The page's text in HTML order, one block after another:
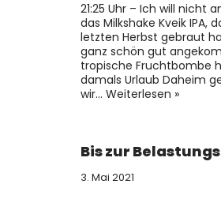
21:25 Uhr – Ich will nicht
das Milkshake Kveik IPA,
letzten Herbst gebraut
ganz schön gut
tropische Fruchtbombe
damals Urlaub Daheim
wir… Weiterlesen »
Bis zur
3. Mai 2021